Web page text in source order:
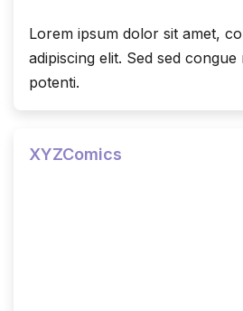
Lorem ipsum dolor sit amet,
adipiscing elit. Sed sed congue
potenti.
XYZComics